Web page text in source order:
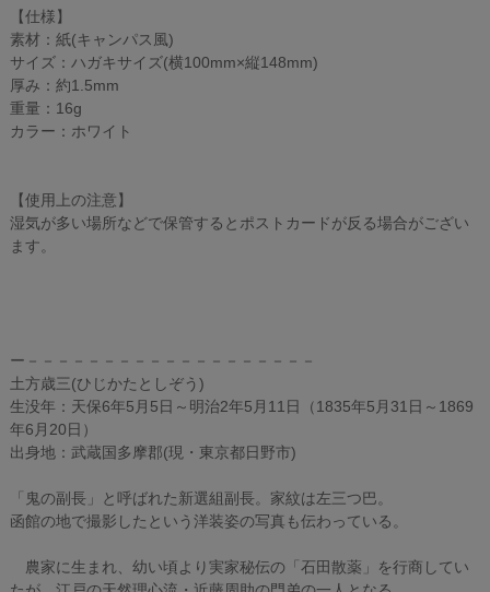
【仕様】
素材：紙(キャンパス風)
サイズ：ハガキサイズ(横100mm×縦148mm)
厚み：約1.5mm
重量：16g
カラー：ホワイト
【使用上の注意】
湿気が多い場所などで保管するとポストカードが反る場合がござい
ます。
ー－－－－－－－－－－－－－－－－－－－
土方歳三(ひじかたとしぞう)
生没年：天保6年5月5日～明治2年5月11日（1835年5月31日～1869
年6月20日）
出身地：武蔵国多摩郡(現・東京都日野市)
「鬼の副長」と呼ばれた新選組副長。家紋は左三つ巴。
函館の地で撮影したという洋装姿の写真も伝わっている。
農家に生まれ、幼い頃より実家秘伝の「石田散薬」を行商してい